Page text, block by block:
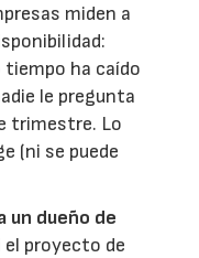
miden a
ha caído
le pregunta
trimestre. Lo
(ni se puede
un dueño de
el proyecto de